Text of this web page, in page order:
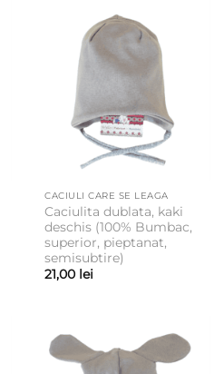
CACIULI CARE SE LEAGA
Caciulita dublata, kaki
deschis (100% Bumbac,
superior, pieptanat,
semisubtire)
21,00 lei